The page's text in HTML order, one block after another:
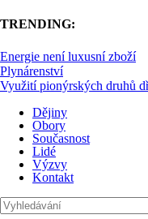
TRENDING:
Energie není luxusní zboží
Plynárenství
Využití pionýrských druhů
Dějiny
Obory
Současnost
Lidé
Výzvy
Kontakt